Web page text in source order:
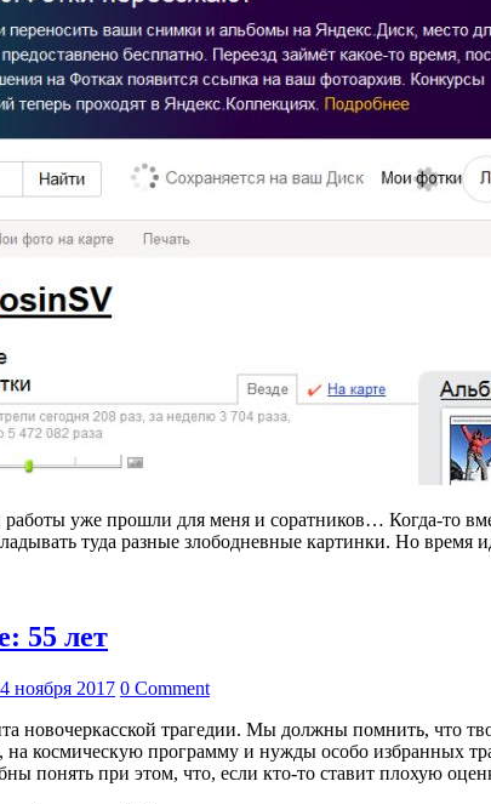
работы уже прошли для меня и соратников… Когда-то
туда разные злободневные картинки. Но время
55 лет
ноября 2017 0 Comment
новочеркасской трагедии. Мы должны помнить, что
космическую программу и нужды особо избранных
понять при этом, что, если кто-то ставит плохую